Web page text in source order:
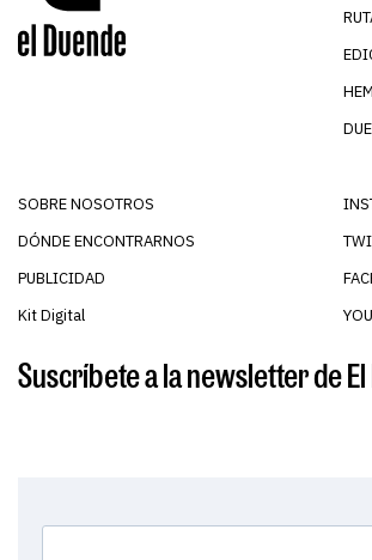
SOBRE NOSOTROS
DÓNDE ENCONTRARNOS
PUBLICIDAD
Kit Digital
Suscríbete a la newsletter de